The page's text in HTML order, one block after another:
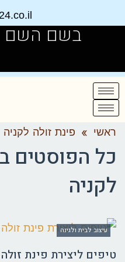
בשם השם
ראשי » פינת זולה לקניה
כל הפוסטים ב
לקניה
עיצוב לבית ולגינה
טיפים ליצירת פינת